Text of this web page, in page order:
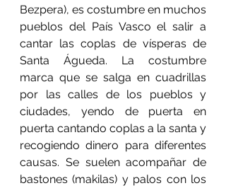
Bezpera), es costumbre en muchos
pueblos del País Vasco el salir a
cantar las coplas de vísperas de
Santa Águeda. La costumbre
marca que se salga en cuadrillas
por las calles de los pueblos y
ciudades, yendo de puerta en
puerta cantando coplas a la santa y
recogiendo dinero para diferentes
causas. Se suelen acompañar de
bastones (makilas) y palos con los